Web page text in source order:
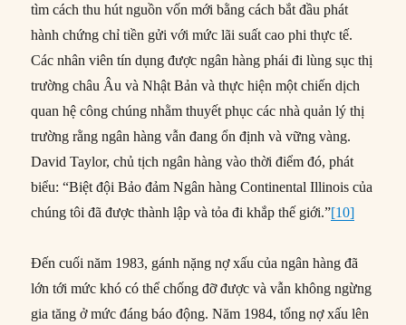
tìm cách thu hút nguồn vốn mới bằng cách bắt đầu phát
hành chứng chỉ tiền gửi với mức lãi suất cao phi thực tế.
Các nhân viên tín dụng được ngân hàng phái đi lùng sục thị
trường châu Âu và Nhật Bản và thực hiện một chiến dịch
quan hệ công chúng nhằm thuyết phục các nhà quản lý thị
trường rằng ngân hàng vẫn đang ổn định và vững vàng.
David Taylor, chủ tịch ngân hàng vào thời điểm đó, phát
biểu: “Biệt đội Bảo đảm Ngân hàng Continental Illinois của
chúng tôi đã được thành lập và tỏa đi khắp thế giới.”[10]
Đến cuối năm 1983, gánh nặng nợ xấu của ngân hàng đã
lớn tới mức khó có thể chống đỡ được và vẫn không ngừng
gia tăng ở mức đáng báo động. Năm 1984, tổng nợ xấu lên